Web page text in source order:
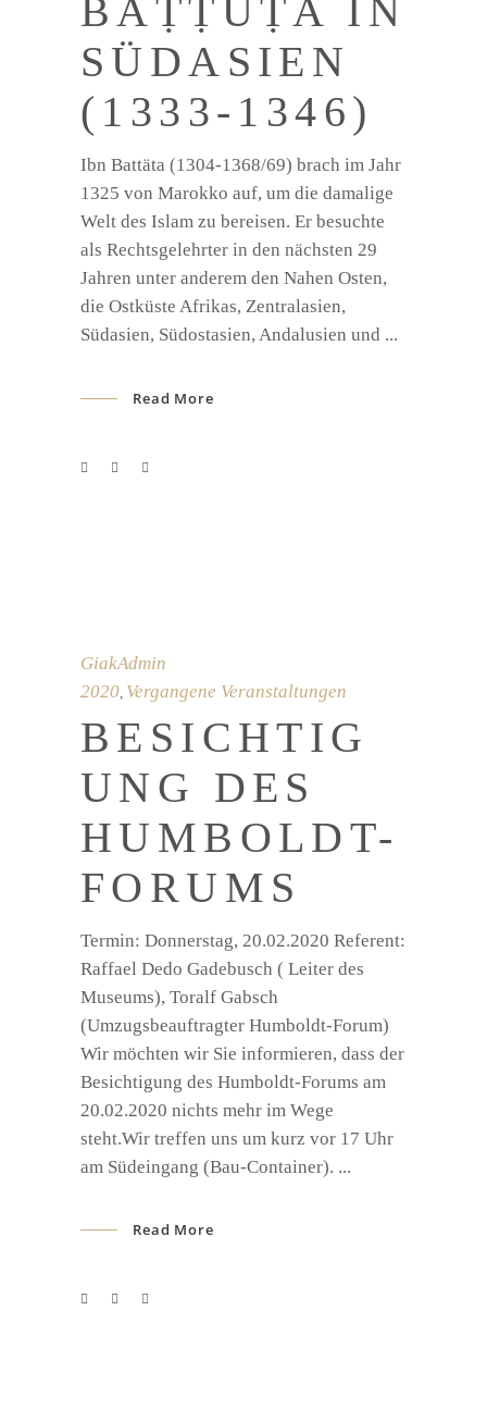
BAṬṬŪṬA IN
SÜDASIEN
(1333-1346)
Ibn Battäta (1304-1368/69) brach im Jahr
1325 von Marokko auf, um die damalige
Welt des Islam zu bereisen. Er besuchte
als Rechtsgelehrter in den nächsten 29
Jahren unter anderem den Nahen Osten,
die Ostküste Afrikas, Zentralasien,
Südasien, Südostasien, Andalusien und
Read More
GiakAdmin
2020 Vergangene Veranstaltungen
BESICHTIG
UNG DES
HUMBOLDT-
FORUMS
Termin: Donnerstag, 20.02.2020 Referent:
Raffael Dedo Gadebusch ( Leiter des
Museums), Toralf Gabsch
(Umzugsbeauftragter Humboldt-Forum)
Wir möchten wir Sie informieren, dass der
Besichtigung des Humboldt-Forums am
20.02.2020 nichts mehr im Wege
steht.Wir treffen uns um kurz vor 17 Uhr
am Südeingang (Bau-Container).
Read More